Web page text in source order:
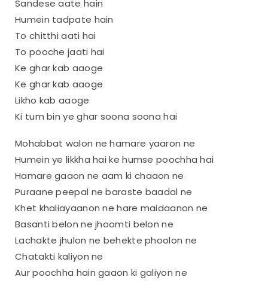
Sandese aate hain
Humein tadpate hain
To chitthi aati hai
To pooche jaati hai
Ke ghar kab aaoge
Ke ghar kab aaoge
Likho kab aaoge
Ki tum bin ye ghar soona soona hai
Mohabbat walon ne hamare yaaron ne
Humein ye likkha hai ke humse poochha hai
Hamare gaaon ne aam ki chaaon ne
Puraane peepal ne baraste baadal ne
Khet khaliayaanon ne hare maidaanon ne
Basanti belon ne jhoomti belon ne
Lachakte jhulon ne behekte phoolon ne
Chatakti kaliyon ne
Aur poochha hain gaaon ki galiyon ne